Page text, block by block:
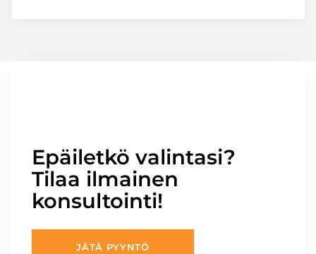
Epäiletkö valintasi?
Tilaa ilmainen
konsultointi!
JÄTÄ PYYNTÖ